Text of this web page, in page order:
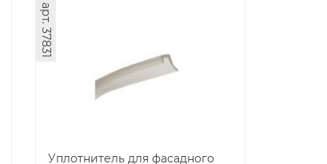
Уплотнитель для фасадного
арт. 37831